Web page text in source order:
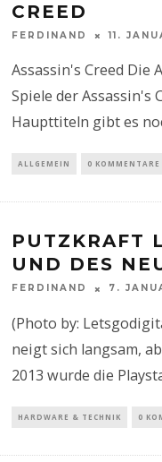
CREED
FERDINAND 11.
Assassin's Creed Die
Spiele der Assassin's
Haupttiteln gibt es
ALLGEMEIN 0 KOMMENTARE
PUTZKRAFT
UND DES
FERDINAND 7.
(Photo by:
neigt sich langsam,
2013 wurde die
HARDWARE & TECHNIK 0